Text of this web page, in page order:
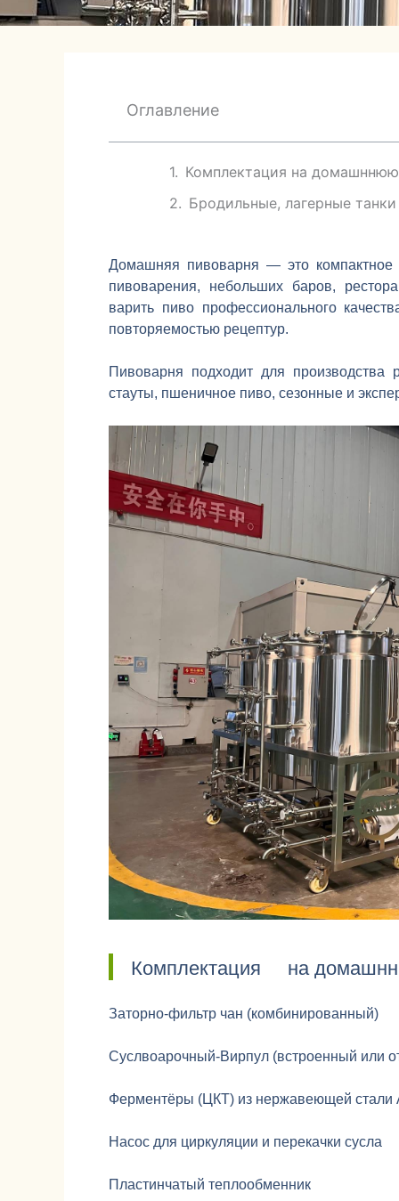
Оглавление
Комплектация на
Бродильные, лагерные
Домашняя пивоварня — это
пивоварения, небольших баров,
варить пиво профессионального
повторяемостью рецептур.
Пивоварня подходит для
стауты, пшеничное пиво, сезонные и
Комплектация на
Заторно-фильтр чан (комбинированный)
Суслвоарочный-Вирпул (встроенный или
Ферментёры (ЦКТ) из нержавеющей стали
Насос для циркуляции и перекачки сусла
Пластинчатый теплообменник